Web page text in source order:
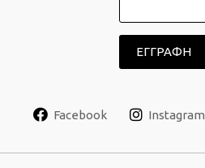
Facebook Instagram